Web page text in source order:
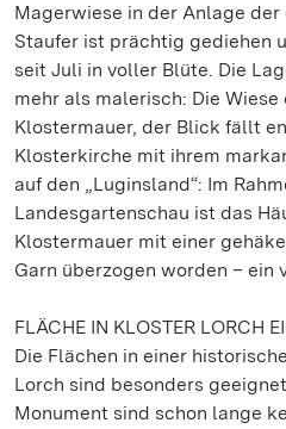
Magerwiese in der Anlage
Staufer ist prächtig gediehen
seit Juli in voller Blüte. Die
mehr als malerisch: Die
Klostermauer, der Blick fällt
Klosterkirche mit ihrem
auf den „Luginsland“: Im
Landesgartenschau ist das
Klostermauer mit einer
Garn überzogen worden – ein
FLÄCHE IN KLOSTER LORCH
Die Flächen in einer
Lorch sind besonders
Monument sind schon lange